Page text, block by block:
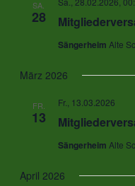
SA.
28
Sängerheim Alte
März 2026
FR.
13
Fr., 13.03.2026
Sängerheim Alte
April 2026